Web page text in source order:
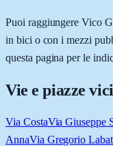
Puoi raggiungere Vico
in bici o con i mezzi
questa pagina per le
Vie e piazze
Via CostaVia Giuseppe
AnnaVia Gregorio